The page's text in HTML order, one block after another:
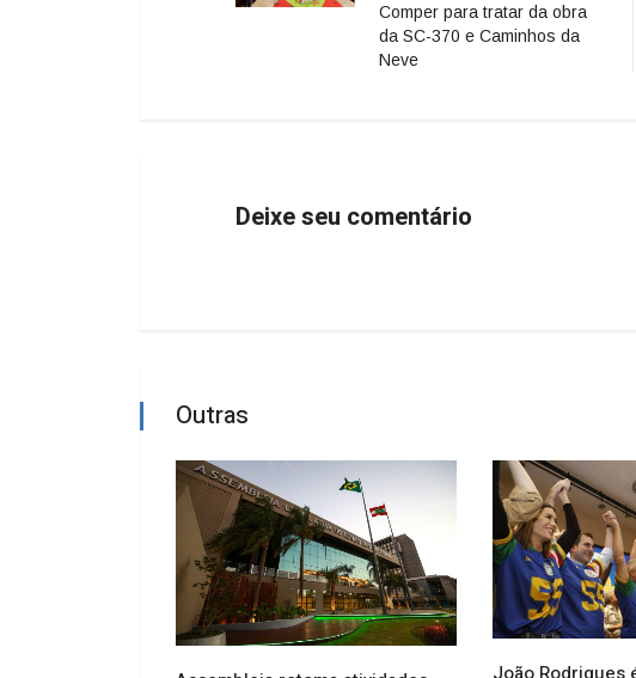
Comper para tratar da obra
da SC-370 e Caminhos da
Neve
Deixe seu comentário
Outras